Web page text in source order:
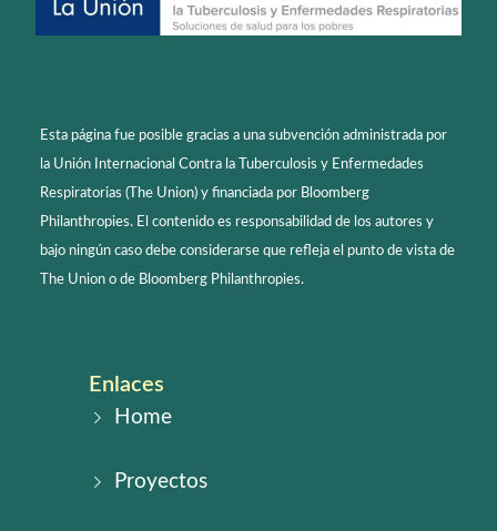
Esta página fue posible gracias a una subvención administrada por
la Unión Internacional Contra la Tuberculosis y Enfermedades
Respiratorias (The Union) y financiada por Bloomberg
Philanthropies. El contenido es responsabilidad de los autores y
bajo ningún caso debe considerarse que refleja el punto de vista de
The Union o de Bloomberg Philanthropies.
Enlaces
Home
Proyectos